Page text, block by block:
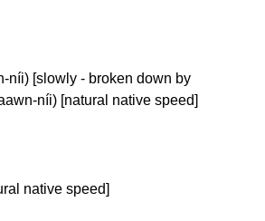
níi) [slowly - broken down by
níi) [natural native speed]
native speed]